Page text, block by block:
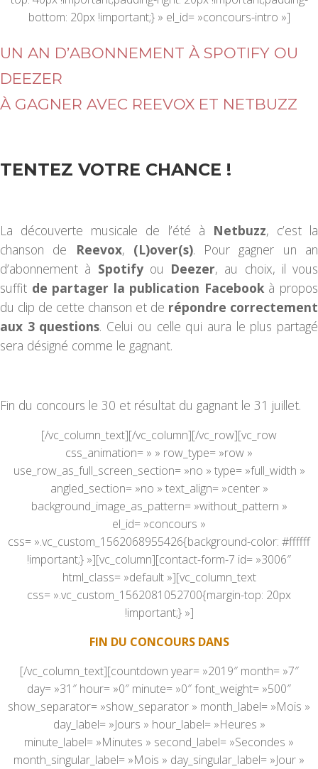
bottom: 20px !important;} » el_id= »concours-intro »]
UN AN D’ABONNEMENT À SPOTIFY OU
DEEZER
À GAGNER AVEC REEVOX ET NETBUZZ
TENTEZ VOTRE CHANCE !
La découverte musicale de l’été à Netbuzz, c’est la
chanson de
Reevox, (L)over(s). Pour gagner un an
d’abonnement à Spotifyou Deezer, au choix, il vous
suffit de partager la publication Facebookà propos
du clip de cette chanson et de répondre correctement
aux 3 questions. Celui ou celle qui aura le plus partagé
sera désigné comme le gagnant.
Fin du concours le 30 et résultat du gagnant le 31 juillet.
[/vc_column_text][/vc_column][/vc_row][vc_row
css_animation= » » row_type= »row »
use_row_as_full_screen_section= »no » type= »full_width »
angled_section= »no » text_align= »center »
background_image_as_pattern= »without_pattern »
el_id= »concours »
css= ».vc_custom_1562068955426{background-color: #ffffff
!important;} »][vc_column][contact-form-7 id= »3006″
html_class= »default »][vc_column_text
css= ».vc_custom_1562081052700{margin-top: 20px
!important;} »]
FIN DU CONCOURS DANS
[/vc_column_text][countdown year= »2019″ month= »7″
day= »31″ hour= »0″ minute= »0″ font_weight= »500″
show_separator= »show_separator » month_label= »Mois »
day_label= »Jours » hour_label= »Heures »
minute_label= »Minutes » second_label= »Secondes »
month_singular_label= »Mois » day_singular_label= »Jour »